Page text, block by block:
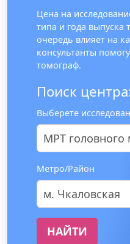
Цена на
типа и года выпуска
очередь влияет на
консультанты
томограф.
Поиск
Выберете
МРТ головного
Метро/Район
м. Чкаловская
НАЙТИ